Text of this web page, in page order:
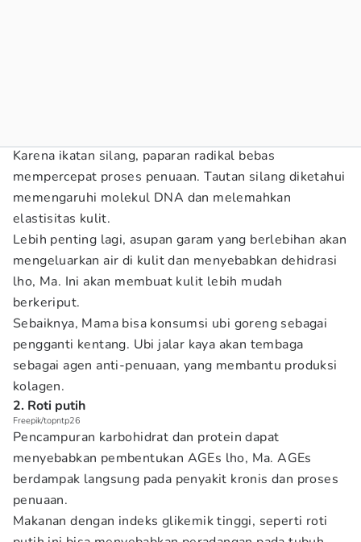
Karena ikatan silang, paparan radikal bebas
mempercepat proses penuaan. Tautan silang diketahui
memengaruhi molekul DNA dan melemahkan
elastisitas kulit.
Lebih penting lagi, asupan garam yang berlebihan akan
mengeluarkan air di kulit dan menyebabkan dehidrasi
lho, Ma. Ini akan membuat kulit lebih mudah
berkeriput.
Sebaiknya, Mama bisa konsumsi ubi goreng sebagai
pengganti kentang. Ubi jalar kaya akan tembaga
sebagai agen anti-penuaan, yang membantu produksi
kolagen.
2. Roti putih
Freepik/topntp26
Pencampuran karbohidrat dan protein dapat
menyebabkan pembentukan AGEs lho, Ma. AGEs
berdampak langsung pada penyakit kronis dan proses
penuaan.
Makanan dengan indeks glikemik tinggi, seperti roti